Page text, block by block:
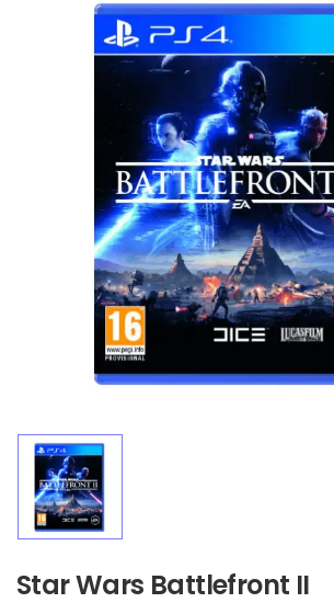
Star Wars Battlefront II